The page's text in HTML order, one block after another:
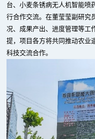
台、小麦条锈病无人机智能喷
行合作交流。在董莹莹副研究
况、成果产出、进度管理等工
提，项目各方将共同推动农业
科技交流合作。